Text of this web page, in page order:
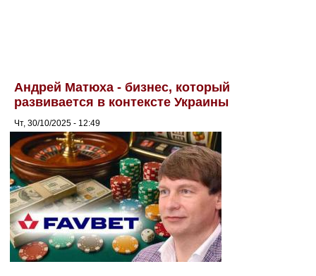
Андрей Матюха - бизнес, который
развивается в контексте Украины
Чт, 30/10/2025 - 12:49